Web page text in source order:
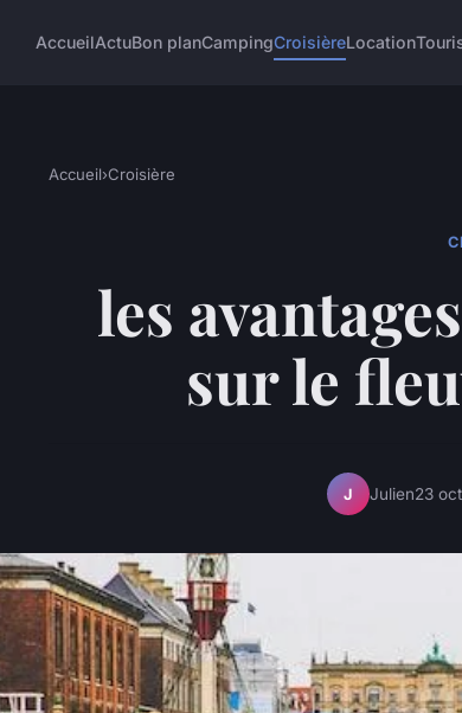
AccueilActuBon planCampingCroisièreLocation
Accueil›Croisière
les
sur le
J Julien23